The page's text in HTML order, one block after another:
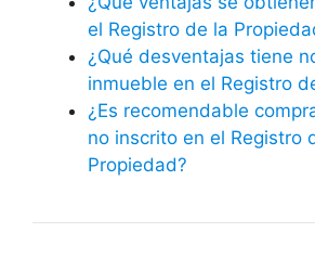
el Registro de la
¿Qué desventajas tiene
inmueble en el Registro
¿Es recomendable
no inscrito en el Registro
Propiedad?